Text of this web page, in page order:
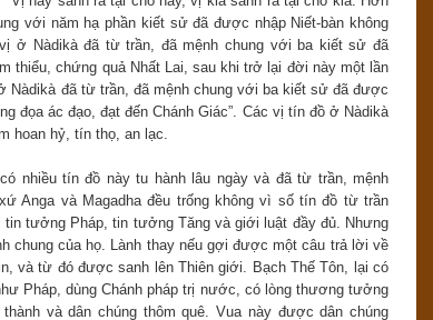
với năm hạ phần kiết sử đã được nhập Niết-bàn không
ở Nàdikà đã từ trần, đã mệnh chung với ba kiết sử đã
thiểu, chứng quả Nhất Lai, sau khi trở lại đời này một lần
Nàdikà đã từ trần, đã mệnh chung với ba kiết sử đã được
đọa ác đạo, đạt đến Chánh Giác”. Các vị tín đồ ở Nàdikà
hoan hỷ, tín thọ, an lạc.
nhiều tín đồ này tu hành lâu ngày và đã từ trần, mệnh
Anga và Magadha đều trống không vì số tín đồ từ trần
tưởng Pháp, tin tưởng Tăng và giới luật đầy đủ. Nhưng
chung của họ. Lành thay nếu gợi được một câu trả lời về
và từ đó được sanh lên Thiên giới. Bạch Thế Tôn, lại có
Pháp, dùng Chánh pháp trị nước, có lòng thương tưởng
và dân chúng thôm quê. Vua này được dân chúng